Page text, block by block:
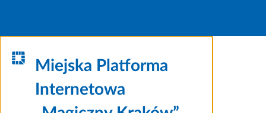
Miejska Platforma
Internetowa